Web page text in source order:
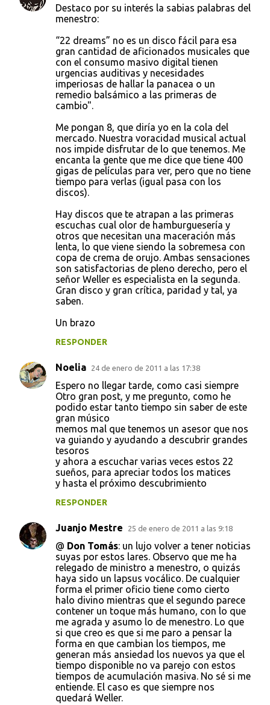
Destaco por su interés la sabias palabras del
menestro:
“22 dreams” no es un disco fácil para esa
gran cantidad de aficionados musicales que
con el consumo masivo digital tienen
urgencias auditivas y necesidades
imperiosas de hallar la panacea o un
remedio balsámico a las primeras de
cambio".
Me pongan 8, que diría yo en la cola del
mercado. Nuestra voracidad musical actual
nos impide disfrutar de lo que tenemos. Me
encanta la gente que me dice que tiene 400
gigas de películas para ver, pero que no tiene
tiempo para verlas (igual pasa con los
discos).
Hay discos que te atrapan a las primeras
escuchas cual olor de hamburguesería y
otros que necesitan una maceración más
lenta, lo que viene siendo la sobremesa con
copa de crema de orujo. Ambas sensaciones
son satisfactorias de pleno derecho, pero el
señor Weller es especialista en la segunda.
Gran disco y gran crítica, paridad y tal, ya
saben.
Un brazo
RESPONDER
Noelia 24 de enero de 2011 a las 17:38
Espero no llegar tarde, como casi siempre
Otro gran post, y me pregunto, como he
podido estar tanto tiempo sin saber de este
gran músico
memos mal que tenemos un asesor que nos
va guiando y ayudando a descubrir grandes
tesoros
y ahora a escuchar varias veces estos 22
sueños, para apreciar todos los matices
y hasta el próximo descubrimiento
RESPONDER
Juanjo Mestre 25 de enero de 2011 a las 9:18
@ Don Tomás: un lujo volver a tener noticias
suyas por estos lares. Observo que me ha
relegado de ministro a menestro, o quizás
haya sido un lapsus vocálico. De cualquier
forma el primer oficio tiene como cierto
halo divino mientras que el segundo parece
contener un toque más humano, con lo que
me agrada y asumo lo de menestro. Lo que
si que creo es que si me paro a pensar la
forma en que cambian los tiempos, me
generan más ansiedad los nuevos ya que el
tiempo disponible no va parejo con estos
tiempos de acumulación masiva. No sé si me
entiende. El caso es que siempre nos
quedará Weller.